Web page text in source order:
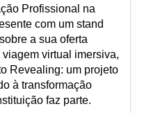
Profissional na
com um stand
a sua oferta
virtual imersiva,
Revealing: um projeto
à transformação
faz parte.